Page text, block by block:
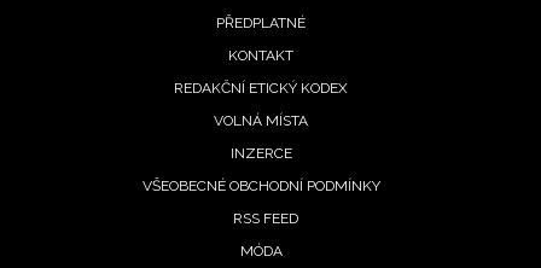
PŘEDPLATNÉ
KONTAKT
REDAKČNÍ ETICKÝ KODEX
VOLNÁ MÍSTA
INZERCE
VŠEOBECNÉ OBCHODNÍ PODMÍNKY
RSS FEED
MÓDA